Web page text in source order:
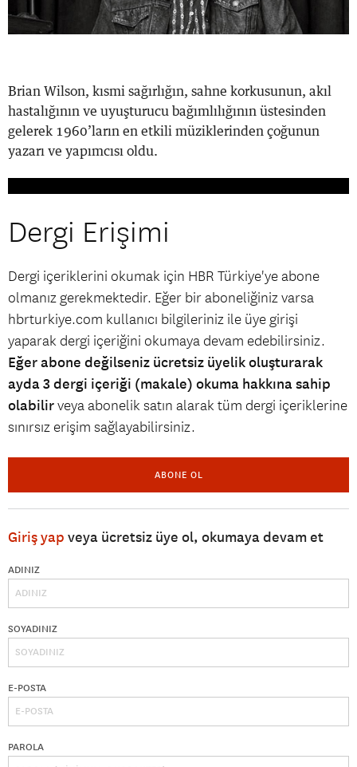
Brian Wilson, kısmi sağırlığın, sahne korkusunun, akıl
hastalığının ve uyuşturucu bağımlılığının üstesinden
gelerek 1960’ların en etkili müziklerinden çoğunun
yazarı ve yapımcısı oldu.
Dergi Erişimi
Dergi içeriklerini okumak için HBR Türkiye'ye abone
olmanız gerekmektedir. Eğer bir aboneliğiniz varsa
hbrturkiye.com kullanıcı bilgileriniz ile üye girişi
yaparak dergi içeriğini okumaya devam edebilirsiniz.
Eğer abone değilseniz ücretsiz üyelik oluşturarak
ayda 3 dergi içeriği (makale) okuma hakkına sahip
olabilirveya abonelik satın alarak tüm dergi içeriklerine
sınırsız erişim sağlayabilirsiniz.
ABONE OL
Giriş yap veya ücretsiz üye ol, okumaya devam et
ADINIZ
SOYADINIZ
E-POSTA
PAROLA